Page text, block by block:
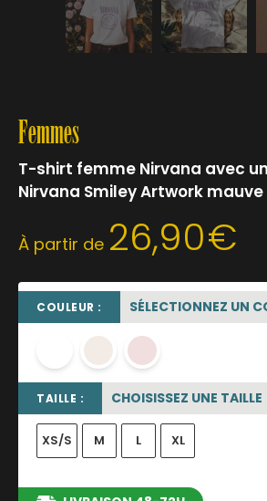
Femmes
T-shirt femme Nirvana avec
Nirvana Smiley Artwork mauve
À partir de 26,90€
COULEUR : SÉLECTIONNEZ UN
blanc
TAILLE : CHOISISSEZ UNE TAILLE
XS/S M L XL